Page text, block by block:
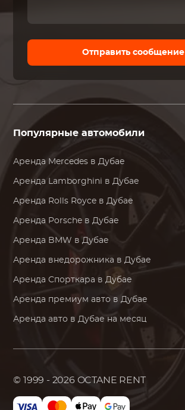
Отправить сообщение
Популярные автомобили
Аренда Mercedes в Дубае
Аренда Lamborghini в Дубае
Аренда Rolls Royce в Дубае
Аренда Porsche в Дубае
Аренда BMW в Дубае
Аренда внедорожника в Дубае
Аренда Спорткара в Дубае
Аренда премиум авто в Дубае
Аренда авто в Дубае на месяц
© 1999 - 2026 OCTANE RENT